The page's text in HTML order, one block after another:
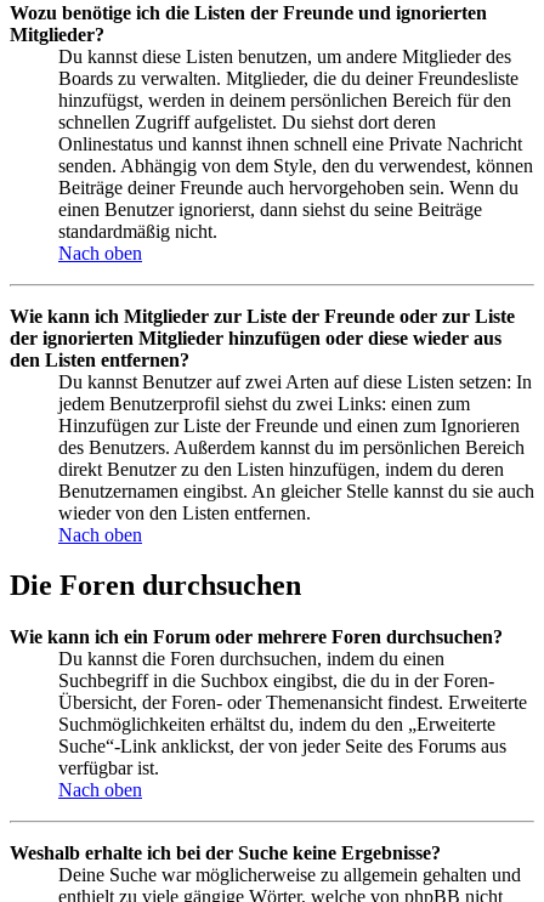
Wozu benötige ich die Listen der Freunde und ignorierten
Mitglieder?
Du kannst diese Listen benutzen, um andere Mitglieder des
Boards zu verwalten. Mitglieder, die du deiner Freundesliste
hinzufügst, werden in deinem persönlichen Bereich für den
schnellen Zugriff aufgelistet. Du siehst dort deren
Onlinestatus und kannst ihnen schnell eine Private Nachricht
senden. Abhängig von dem Style, den du verwendest, können
Beiträge deiner Freunde auch hervorgehoben sein. Wenn du
einen Benutzer ignorierst, dann siehst du seine Beiträge
standardmäßig nicht.
Nach oben
Wie kann ich Mitglieder zur Liste der Freunde oder zur Liste
der ignorierten Mitglieder hinzufügen oder diese wieder aus
den Listen entfernen?
Du kannst Benutzer auf zwei Arten auf diese Listen setzen: In
jedem Benutzerprofil siehst du zwei Links: einen zum
Hinzufügen zur Liste der Freunde und einen zum Ignorieren
des Benutzers. Außerdem kannst du im persönlichen Bereich
direkt Benutzer zu den Listen hinzufügen, indem du deren
Benutzernamen eingibst. An gleicher Stelle kannst du sie auch
wieder von den Listen entfernen.
Nach oben
Die Foren durchsuchen
Wie kann ich ein Forum oder mehrere Foren durchsuchen?
Du kannst die Foren durchsuchen, indem du einen
Suchbegriff in die Suchbox eingibst, die du in der Foren-
Übersicht, der Foren- oder Themenansicht findest. Erweiterte
Suchmöglichkeiten erhältst du, indem du den „Erweiterte
Suche“-Link anklickst, der von jeder Seite des Forums aus
verfügbar ist.
Nach oben
Weshalb erhalte ich bei der Suche keine Ergebnisse?
Deine Suche war möglicherweise zu allgemein gehalten und
enthielt zu viele gängige Wörter, welche von phpBB nicht